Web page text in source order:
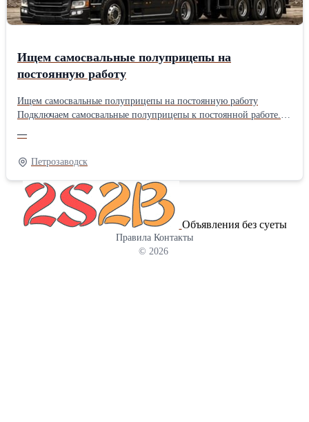
Ищем самосвальные полуприцепы на
постоянную работу
Ищем самосвальные полуприцепы на постоянную работу
Подключаем самосвальные полуприцепы к постоянной работе.
без длительных простоев. Выплаты — вовремя, по
согласованному графику. Работа 24/7, большие объемы
перевозок и стабильные выплаты по расписанию.
—
Петрозаводск
Объявления без суеты
Правила Контакты
© 2026